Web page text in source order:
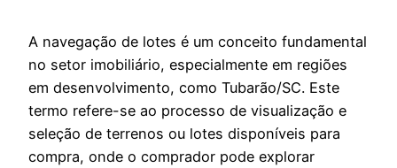
A navegação de lotes é um conceito fundamental
no setor imobiliário, especialmente em regiões
em desenvolvimento, como Tubarão/SC. Este
termo refere-se ao processo de visualização e
seleção de terrenos ou lotes disponíveis para
compra, onde o comprador pode explorar